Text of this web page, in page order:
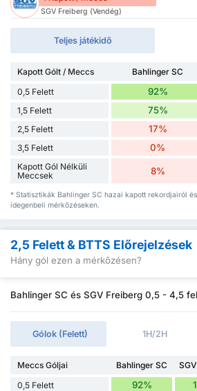
SGV Freiberg (Vendég)
Teljes játékidő
Kapott Gólt / Meccs Bahlinger SC
0,5 Felett
92%
1,5 Felett 75%
2,5 Felett 17%
3,5 Felett 0%
Kapott Gól Nélküli
Meccsek
8%
* Statisztikák Bahlinger SC hazai kapott rekordjairól
idegenbeli mérkőzéseken.
2,5 Felett & BTTS Előrejelzések
Hány gól ezen a mérkőzésen?
Bahlinger SC és SGV Freiberg 0,5 - 4,5
Gólok (Felett) 1H/2H
Meccs Góljai Bahlinger SC
0,5 Felett
92%